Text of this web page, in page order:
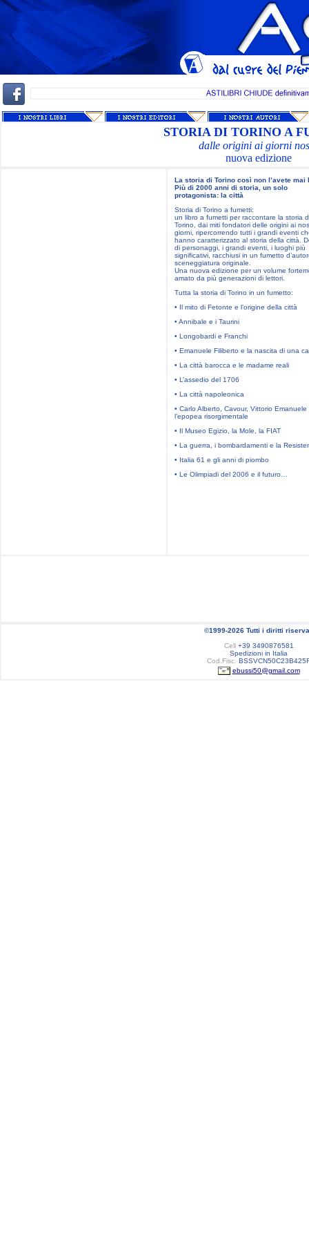
STORIA DI TORINO A
dalle origini ai giorni
nuova edizione
La storia di Torino così non l’avete mai
Più di 2000 anni di storia, un solo
protagonista: la città
Storia di Torino a fumetti:
un libro a fumetti per raccontare la storia
Torino, dai miti fondatori delle origini ai
giorni, ripercorrendo tutti i grandi eventi
hanno caratterizzato al storia della città.
di personaggi, i grandi eventi, i luoghi più
significativi, racchiusi in un fumetto
sceneggiatura originale.
Una nuova edizione per un volume
amato da più generazioni di lettori.
Tutta la storia di Torino in un fumetto:
• Il mito di Fetonte e l’origine della città
• Annibale e i Taurini
• Longobardi e Franchi
• Emanuele Filiberto e la nascita di una
• La città barocca e le madame reali
• L’assedio del 1706
• La città napoleonica
• Carlo Alberto, Cavour, Vittorio Emanuele
l’epopea risorgimentale
• Il Museo Egizio, la Mole, la FIAT
• La guerra, i bombardamenti e la
• Italia 61 e gli anni di piombo
• Le Olimpiadi del 2006 e il futuro…
©1999-2026 Tutti i diritti
Cell+39 3490876581
Spedizioni in Italia
Cod.Fisc.
ebussi50@gmail.com